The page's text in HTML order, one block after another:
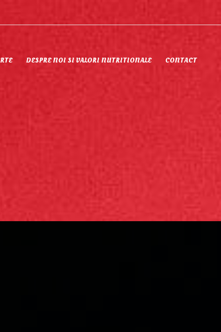
DESPRE NOI SI VALORI NUTRITIONALE CONTACT